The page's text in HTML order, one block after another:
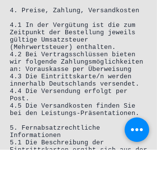
4. Preise, Zahlung, Versandkosten
4.1 In der Vergütung ist die zum
Zeitpunkt der Bestellung jeweils
gültige Umsatzsteuer
(Mehrwertsteuer) enthalten.
4.2 Bei Vertragsschlüssen bieten
wir folgende Zahlungsmöglichkeiten
an: Vorauskasse per Überweisung
4.3 Die Eintrittskarte/n werden
innerhalb Deutschlands versendet.
4.4 Die Versendung erfolgt per
Post.
4.5 Die Versandkosten finden Sie
bei den Leistungs-Präsentationen.
5. Fernabsatzrechtliche
Informationen
5.1 Die Beschreibung der
Eintrittskarten ergibt sich aus der